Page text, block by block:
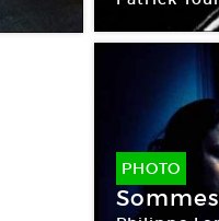
Galerie
PHOTO